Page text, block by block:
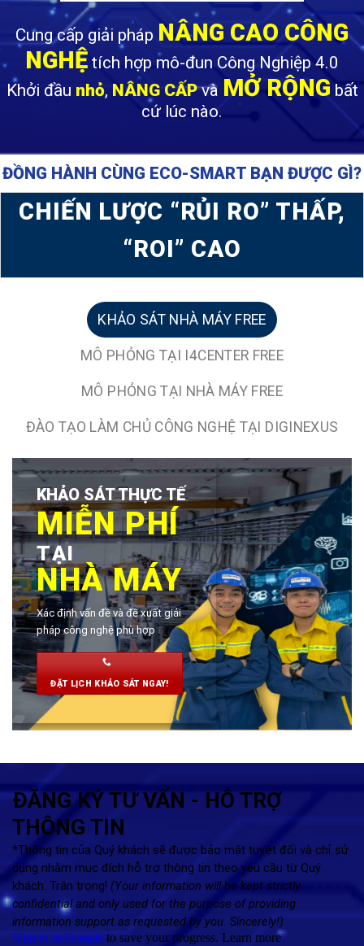
Cung cấp giải pháp NÂNG CAO CÔNG
NGHỆ tích hợp mô-đun Công Nghiệp 4.0
Khởi đầu nhỏ, NÂNG CẤPvà MỞ RỘNG bất
cứ lúc nào.
ĐỒNG HÀNH CÙNG ECO-SMART BẠN ĐƯỢC GÌ?
CHIẾN LƯỢC “RỦI RO” THẤP,
“ROI” CAO
KHẢO SÁT NHÀ MÁY FREE
MÔ PHỎNG TẠI I4CENTER FREE
MÔ PHỎNG TẠI NHÀ MÁY FREE
ĐÀO TẠO LÀM CHỦ CÔNG NGHỆ TẠI DIGINEXUS
KHẢO SÁT THỰC TẾ
MIỄN PHÍ
TẠI
NHÀ MÁY
Xác định vấn đề và đề xuất giải
pháp công nghệ phù hợp
ĐẶT LỊCH KHẢO SÁT NGAY!